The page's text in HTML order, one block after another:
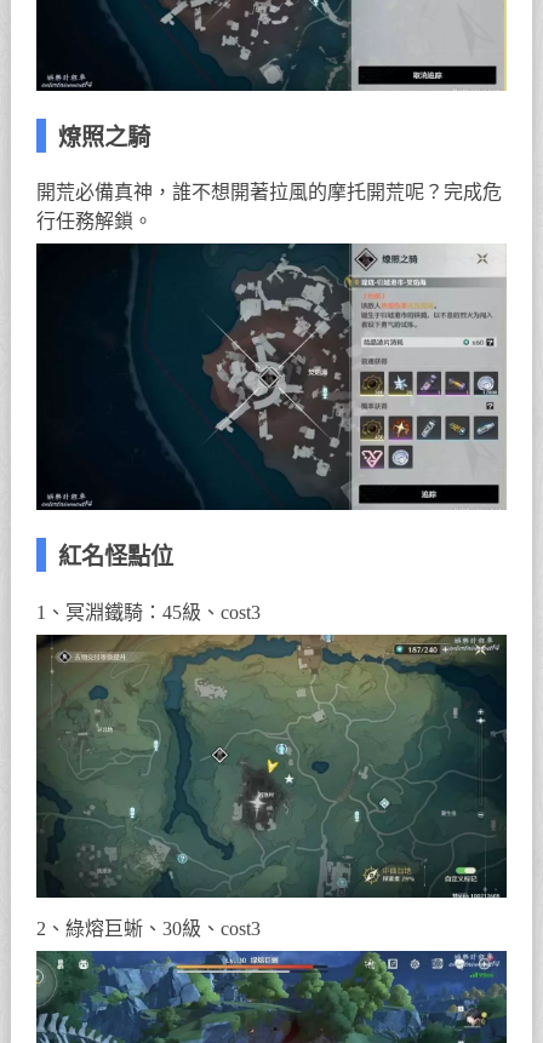
燎照之騎
開荒必備真神，誰不想開著拉風的摩托開荒呢？完成危
行任務解鎖。
紅名怪點位
1、冥淵鐵騎：45級、cost3
2、綠熔巨蜥、30級、cost3